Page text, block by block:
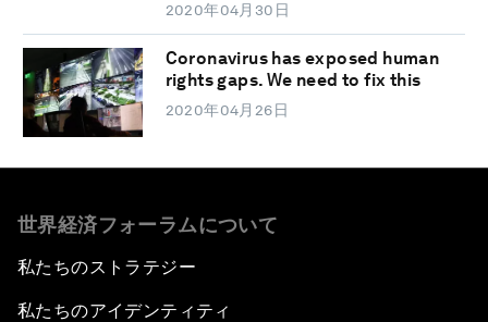
2020年04月30日
Coronavirus has exposed human
rights gaps. We need to fix this
2020年04月26日
世界経済フォーラムについて
私たちのストラテジー
私たちのアイデンティティ